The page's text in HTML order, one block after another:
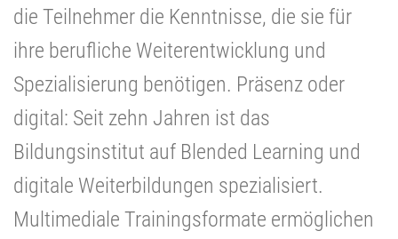
die Teilnehmer die Kenntnisse, die sie für
ihre berufliche Weiterentwicklung und
Spezialisierung benötigen. Präsenz oder
digital: Seit zehn Jahren ist das
Bildungsinstitut auf Blended Learning und
digitale Weiterbildungen spezialisiert.
Multimediale Trainingsformate ermöglichen